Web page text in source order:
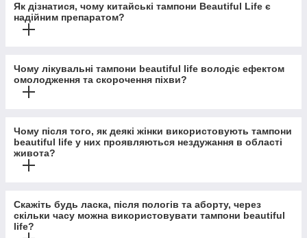
Як дізнатися, чому китайські тампони Beautiful Life є
надійним препаратом?
Чому лікувальні тампони beautiful life володіє ефектом
омолодження та скорочення піхви?
Чому після того, як деякі жінки використовують тампони
beautiful life у них проявляються нездужання в області
живота?
Скажіть будь ласка, після пологів та аборту, через
скільки часу можна використовувати тампони beautiful
life?